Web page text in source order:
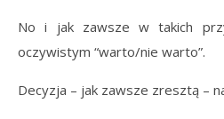
No i jak zawsze w takich
oczywistym “warto/nie warto”.
Decyzja – jak zawsze zresztą –